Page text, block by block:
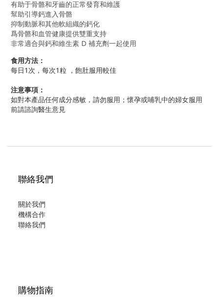
有助于骨骼和牙齒的正常發育和維護
幫助引導鈣進入骨骼
抑制動脈和其他軟組織的鈣化
爲骨骼和血管健康提供雙重支持
非常適合與鈣和維生素 D 補充劑一起使用
食用方法：
每日1次，每次1粒 ，飽肚服用較佳
注意事項：
如對本產品任何成分感敏，請勿服用；懷孕或哺乳中的婦女服用
前請諮詢醫生意見
聯絡我們
關於我們
機構合作
聯絡我們
購物指南